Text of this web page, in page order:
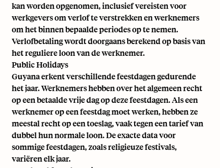
kan worden opgenomen, inclusief vereisten voor
werkgevers om verlof te verstrekken en werknemers
om het binnen bepaalde periodes op te nemen.
Verlofbetaling wordt doorgaans berekend op basis van
het reguliere loon van de werknemer.
Public Holidays
Guyana erkent verschillende feestdagen gedurende
het jaar. Werknemers hebben over het algemeen recht
op een betaalde vrije dag op deze feestdagen. Als een
werknemer op een feestdag moet werken, hebben ze
meestal recht op een toeslag, vaak tegen een tarief van
dubbel hun normale loon. De exacte data voor
sommige feestdagen, zoals religieuze festivals,
variëren elk jaar.